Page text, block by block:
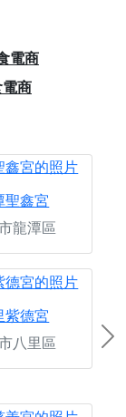
商
聖鑫宮
龍潭區
紫德宮
八里區